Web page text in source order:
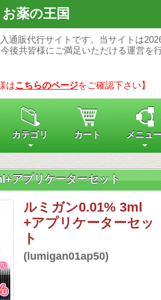
お薬の王国
通販代行サイトです。当サイトは
後共皆様にご満足いただける運営を
はこちらのページをご確認下さい】
カテゴリ カート メニュ
アプリケーターセット
ルミガン0.01% 3ml
+アプリケーターセッ
ト
(lumigan01ap50)